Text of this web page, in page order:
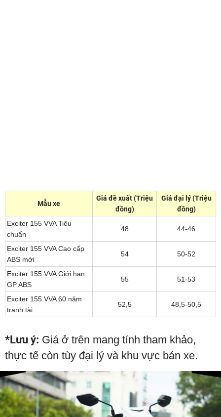
Mẫu xe
Giá đề xuất (Triệu
đồng)
Giá đại lý (Triệu
đồng)
Exciter 155 VVA Tiêu
chuẩn
48 44-46
Exciter 155 VVA Cao cấp
ABS mới
54 50-52
Exciter 155 VVA Giới hạn
GP ABS
55 51-53
Exciter 155 VVA 60 năm
tranh tài
52,5 48,5-50,5
*Lưu ý: Giá ở trên mang tính tham khảo,
thực tế còn tùy đại lý và khu vực bán xe.